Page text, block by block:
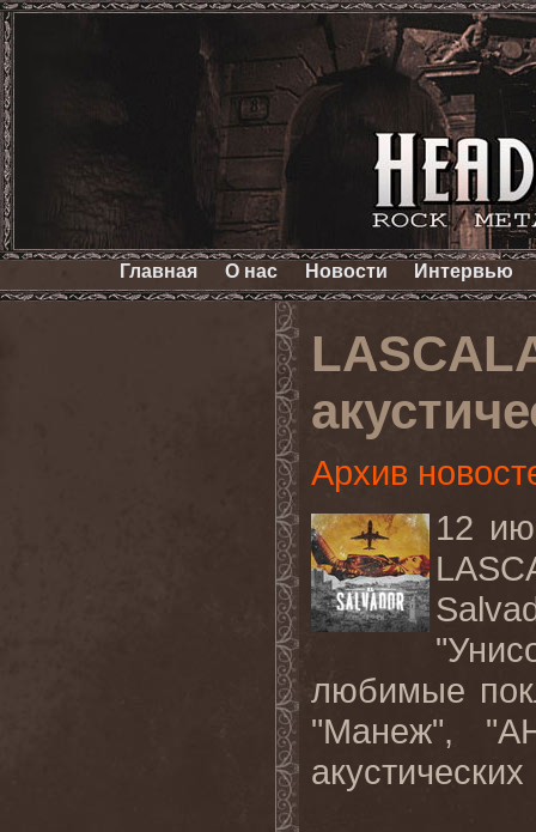
Главная О нас Новости Интервью
Архив
12
любимые
"Манеж",